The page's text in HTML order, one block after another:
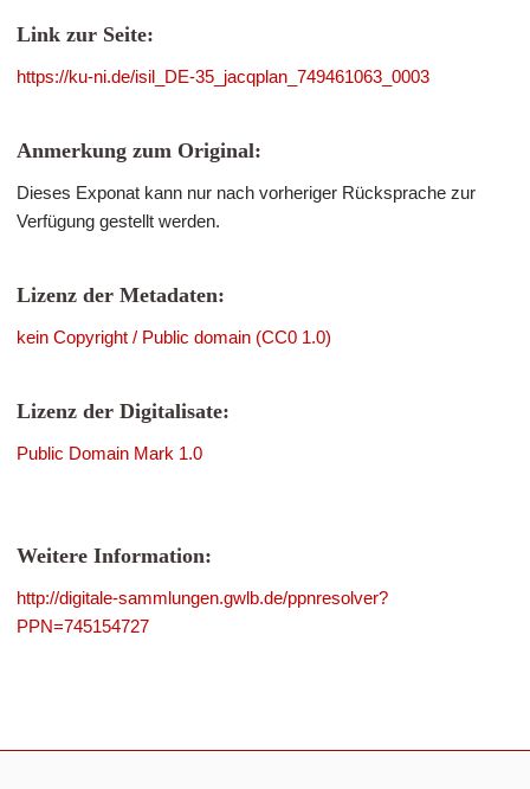
Link zur Seite:
https://ku-ni.de/isil_DE-35_jacqplan_749461063_0003
Anmerkung zum Original:
Dieses Exponat kann nur nach vorheriger Rücksprache zur
Verfügung gestellt werden.
Lizenz der Metadaten:
kein Copyright / Public domain (CC0 1.0)
Lizenz der Digitalisate:
Public Domain Mark 1.0
Weitere Information:
http://digitale-sammlungen.gwlb.de/ppnresolver?
PPN=745154727